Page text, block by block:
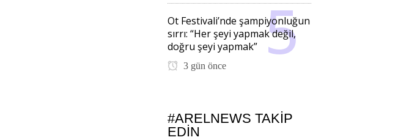
Ot Festivali’nde şampiyonluğun
sırrı: “Her şeyi yapmak değil,
doğru şeyi yapmak”
3 gün önce
#ARELNEWS TAKIP
EDIN